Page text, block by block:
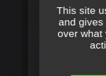
This site
and
over what